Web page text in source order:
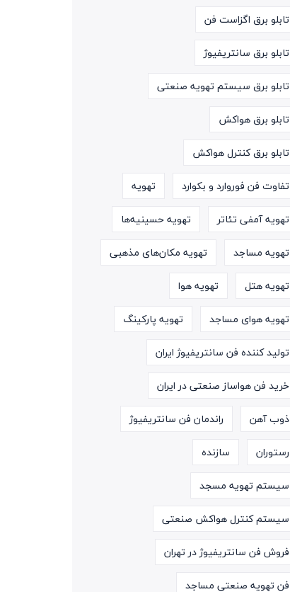
تابلو برق اگزاست فن
تابلو برق سانتریفیوژ
تابلو برق سیستم تهویه صنعتی
تابلو برق هواکش
تابلو برق کنترل هواکش
تفاوت فن فوروارد و بکوارد
تهویه
تهویه آمفی تئاتر
تهویه حسینیه‌ها
تهویه مساجد
تهویه مکان‌های مذهبی
تهویه هتل
تهویه هوا
تهویه هوای مساجد
تهویه پارکینگ
تولید کننده فن سانتریفیوژ ایران
خرید فن هواساز صنعتی در ایران
ذوب آهن
راندمان فن سانتریفیوژ
رستوران
سازنده
سیستم تهویه مسجد
سیستم کنترل هواکش صنعتی
فروش فن سانتریفیوژ در تهران
فن تهویه صنعتی مساجد